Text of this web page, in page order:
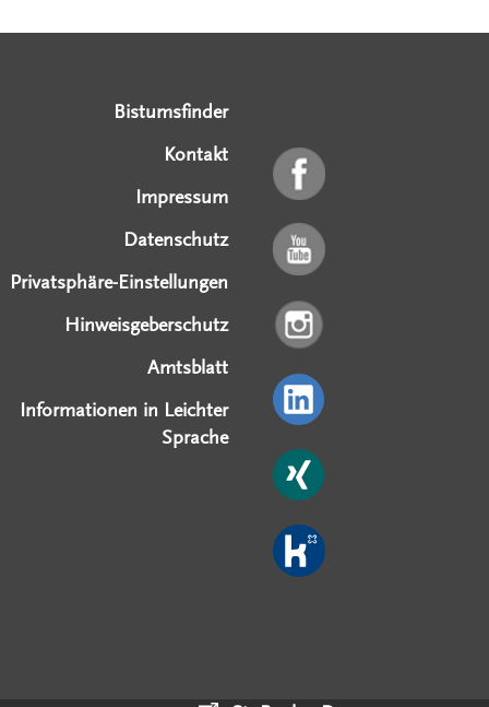
Bistumsfinder
Kontakt
Impressum
Datenschutz
Privatsphäre-Einstellungen
Hinweisgeberschutz
Amtsblatt
Informationen in Leichter
Sprache